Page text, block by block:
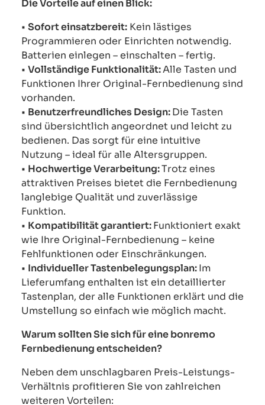
Die Vorteile auf einen Blick:
• Sofort einsatzbereit: Kein lästiges
Programmieren oder Einrichten notwendig.
Batterien einlegen – einschalten – fertig.
• Vollständige Funktionalität:Alle Tasten und
Funktionen Ihrer Original-Fernbedienung sind
vorhanden.
• Benutzerfreundliches Design:Die Tasten
sind übersichtlich angeordnet und leicht zu
bedienen. Das sorgt für eine intuitive
Nutzung – ideal für alle Altersgruppen.
• Hochwertige Verarbeitung:Trotz eines
attraktiven Preises bietet die Fernbedienung
langlebige Qualität und zuverlässige
Funktion.
• Kompatibilität garantiert:Funktioniert exakt
wie Ihre Original-Fernbedienung – keine
Fehlfunktionen oder Einschränkungen.
• Individueller Tastenbelegungsplan:Im
Lieferumfang enthalten ist ein detaillierter
Tastenplan, der alle Funktionen erklärt und die
Umstellung so einfach wie möglich macht.
Warum sollten Sie sich für eine bonremo
Fernbedienung entscheiden?
Neben dem unschlagbaren Preis-Leistungs-
Verhältnis profitieren Sie von zahlreichen
weiteren Vorteilen: